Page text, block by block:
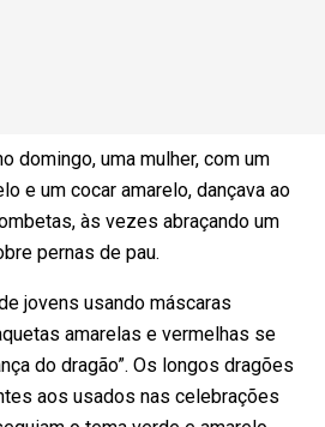
domingo, uma mulher, com um
e um cocar amarelo, dançava ao
às vezes abraçando um
pernas de pau.
jovens usando máscaras
amarelas e vermelhas se
do dragão”. Os longos dragões
aos usados nas celebrações